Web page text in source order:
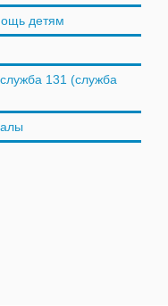
детям
131 (служба